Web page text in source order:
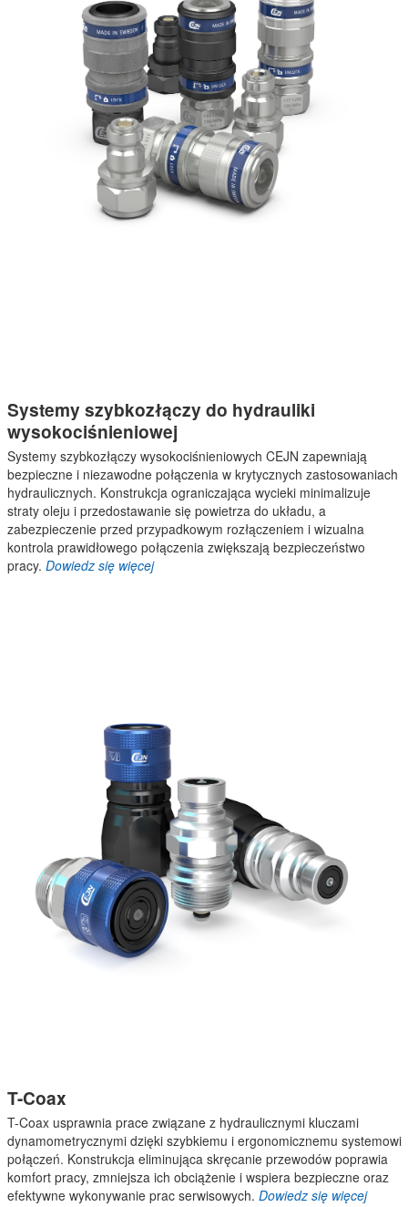
Systemy szybkozłączy do hydrauliki
wysokociśnieniowej
Systemy szybkozłączy wysokociśnieniowych CEJN zapewniają
bezpieczne i niezawodne połączenia w krytycznych zastosowaniach
hydraulicznych. Konstrukcja ograniczająca wycieki minimalizuje
straty oleju i przedostawanie się powietrza do układu, a
zabezpieczenie przed przypadkowym rozłączeniem i wizualna
kontrola prawidłowego połączenia zwiększają bezpieczeństwo
pracy. Dowiedz się więcej
T-Coax
T-Coax usprawnia prace związane z hydraulicznymi kluczami
dynamometrycznymi dzięki szybkiemu i ergonomicznemu systemowi
połączeń. Konstrukcja eliminująca skręcanie przewodów poprawia
komfort pracy, zmniejsza ich obciążenie i wspiera bezpieczne oraz
efektywne wykonywanie prac serwisowych. Dowiedz się więcej